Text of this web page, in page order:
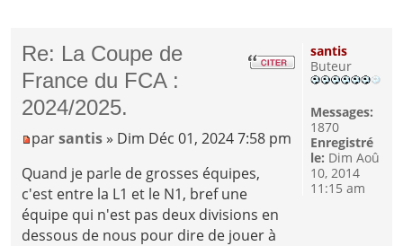
Re: La Coupe de
France du FCA :
2024/2025.
parsantis » Dim Déc 01, 2024 7:58 pm
Quand je parle de grosses équipes,
c'est entre la L1 et le N1, bref une
équipe qui n'est pas deux divisions en
dessous de nous pour dire de jouer à
santis
Buteur
Messages:
1870
Enregistré
le: Dim Aoû
10, 2014
11:15 am